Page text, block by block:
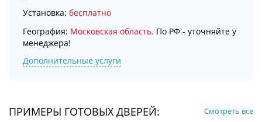
Установка: бесплатно
География: Московская область. По РФ - уточняйте у
менеджера!
Дополнительные услуги
ПРИМЕРЫ ГОТОВЫХ ДВЕРЕЙ: Смотреть все